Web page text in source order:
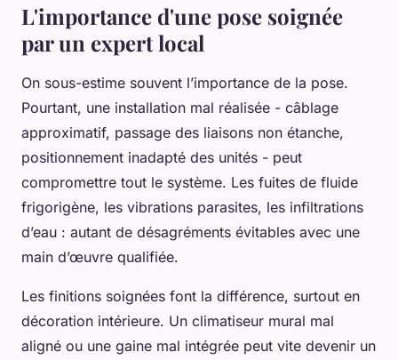
L'importance d'une pose soignée
par un expert local
On sous-estime souvent l’importance de la pose.
Pourtant, une installation mal réalisée - câblage
approximatif, passage des liaisons non étanche,
positionnement inadapté des unités - peut
compromettre tout le système. Les fuites de fluide
frigorigène, les vibrations parasites, les infiltrations
d’eau : autant de désagréments évitables avec une
main d’œuvre qualifiée.
Les finitions soignées font la différence, surtout en
décoration intérieure. Un climatiseur mural mal
aligné ou une gaine mal intégrée peut vite devenir un